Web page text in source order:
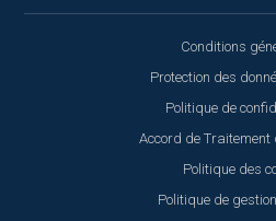
Conditions
Protection des
Politique de
Accord de Traitement
Politique des
Politique de